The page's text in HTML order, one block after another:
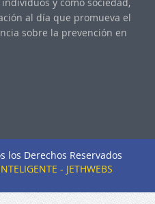
al día que promueva el
sobre la prevención en
los Derechos Reservados
- JETHWEBS